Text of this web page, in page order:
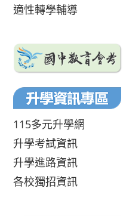
適性轉學輔導
115多元升學網
升學考試資訊
升學進路資訊
各校獨招資訊